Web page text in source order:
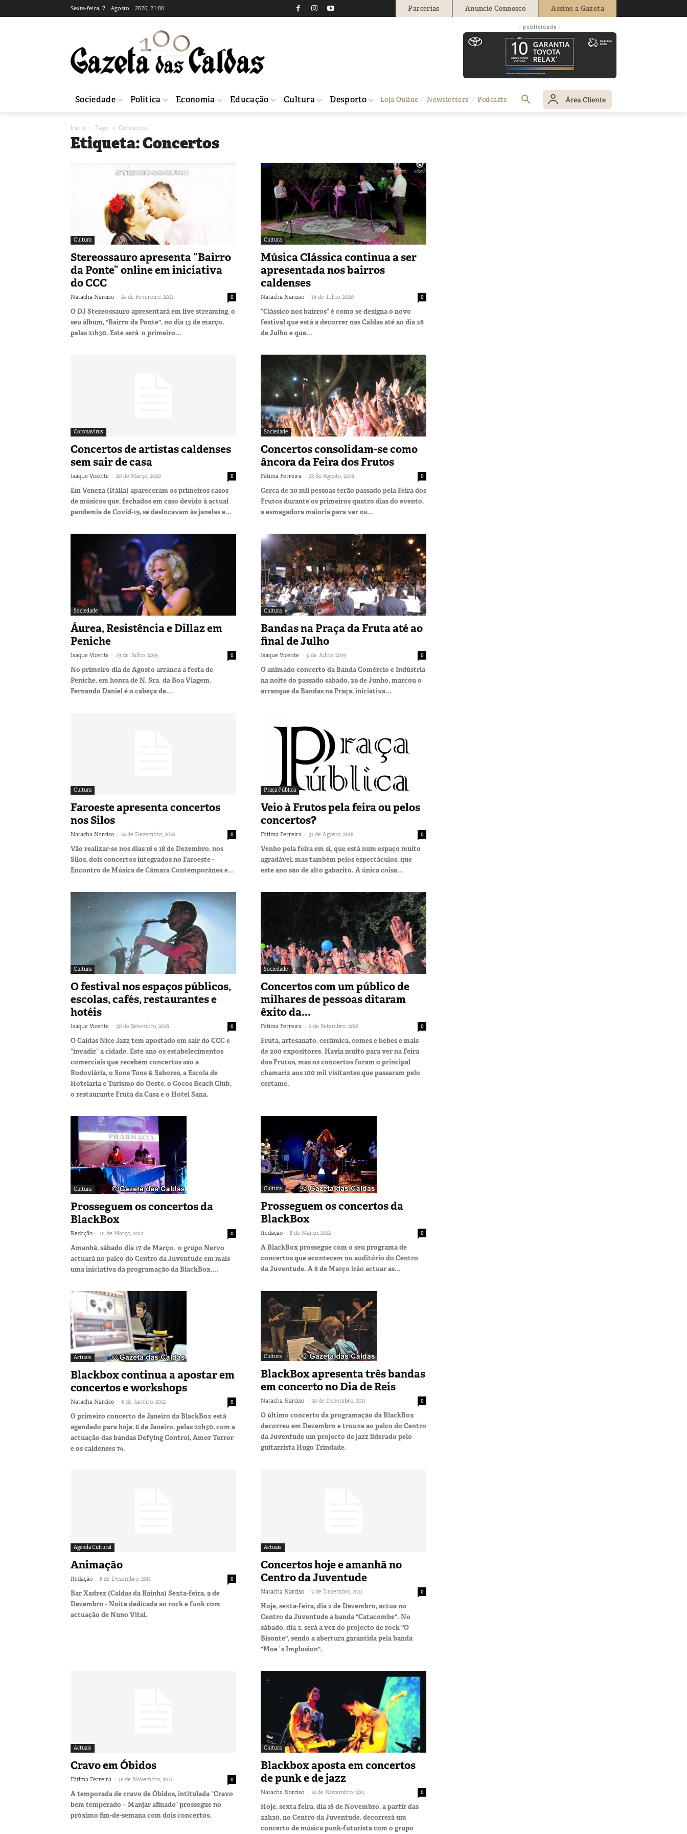
Sexta-feira, 7 _ Agosto _ 2026, 21:00 Parcerias Anuncie Connosco Assine a Gazeta
- publicidade -
Sociedade Política Economia Educação Cultura Desporto Loja Online Newsletters Podcasts Área Cliente
Início Tags Concertos
Etiqueta: Concertos
Cultura
Stereossauro apresenta “Bairro
da Ponte” online em iniciativa
do CCC
Natacha Narciso - 24 de Fevereiro, 2021 0
O DJ Stereossauro apresentará em live streaming, o
seu álbum, "Bairro da Ponte", no dia 13 de março,
pelas 21h30. Este será o primeiro...
Cultura
Música Clássica continua a ser
apresentada nos bairros
caldenses
Natacha Narciso - 19 de Julho, 2020 0
“Clássico nos bairros” é como se designa o novo
festival que está a decorrer nas Caldas até ao dia 28
de Julho e que...
Coronavírus
Concertos de artistas caldenses
sem sair de casa
Isaque Vicente - 20 de Março, 2020 0
Em Veneza (Itália) apareceram os primeiros casos
de músicos que, fechados em caso devido à actual
pandemia de Covid-19, se deslocavam às janelas e...
Sociedade
Concertos consolidam-se como
âncora da Feira dos Frutos
Fátima Ferreira - 23 de Agosto, 2019 0
Cerca de 30 mil pessoas terão passado pela Feira dos
Frutos durante os primeiros quatro dias do evento,
a esmagadora maioria para ver os...
Sociedade
Áurea, Resistência e Dillaz em
Peniche
Isaque Vicente - 19 de Julho, 2019 0
No primeiro dia de Agosto arranca a festa de
Peniche, em honra de N. Sra. da Boa Viagem.
Fernando Daniel é o cabeça de...
Cultura
Bandas na Praça da Fruta até ao
final de Julho
Isaque Vicente - 5 de Julho, 2019 0
O animado concerto da Banda Comércio e Indústria
na noite do passado sábado, 29 de Junho, marcou o
arranque da Bandas na Praça, iniciativa...
Cultura
Faroeste apresenta concertos
nos Silos
Natacha Narciso - 14 de Dezembro, 2018 0
Vão realizar-se nos dias 16 e 18 de Dezembro, nos
Silos, dois concertos integrados no Faroeste -
Encontro de Música de Câmara Contemporânea e...
Praça Pública
Veio à Frutos pela feira ou pelos
concertos?
Fátima Ferreira - 31 de Agosto, 2018 0
Venho pela feira em si, que está num espaço muito
agradável, mas também pelos espectáculos, que
este ano são de alto gabarito. A única coisa...
Cultura
O festival nos espaços públicos,
escolas, cafés, restaurantes e
hotéis
Isaque Vicente - 30 de Setembro, 2016 0
O Caldas Nice Jazz tem apostado em sair do CCC e
“invadir” a cidade. Este ano os estabelecimentos
comerciais que recebem concertos são a
Rodoviária, o Sons Tons & Sabores, a Escola de
Hotelaria e Turismo do Oeste, o Cocos Beach Club,
o restaurante Fruta da Casa e o Hotel Sana.
Sociedade
Concertos com um público de
milhares de pessoas ditaram
êxito da...
Fátima Ferreira - 2 de Setembro, 2016 0
Fruta, artesanato, cerâmica, comes e bebes e mais
de 200 expositores. Havia muito para ver na Feira
dos Frutos, mas os concertos foram o principal
chamariz aos 100 mil visitantes que passaram pelo
certame.
Cultura
Prosseguem os concertos da
BlackBox
Redação - 16 de Março, 2012 0
Amanhã, sábado dia 17 de Março, o grupo Nervo
actuará no palco do Centro da Juventude em mais
uma iniciativa da programação da BlackBox....
Cultura
Prosseguem os concertos da
BlackBox
Redação - 8 de Março, 2012 0
A BlackBox prossegue com o seu programa de
concertos que acontecem no auditório do Centro
da Juventude. A 8 de Março irão actuar as...
Actuais
Blackbox continua a apostar em
concertos e workshops
Natacha Narciso - 6 de Janeiro, 2012 0
O primeiro concerto de Janeiro da BlackBox está
agendado para hoje, 6 de Janeiro, pelas 22h30, com a
actuação das bandas Defying Control, Amor Terror
e os caldenses 74.
Cultura
BlackBox apresenta três bandas
em concerto no Dia de Reis
Natacha Narciso - 30 de Dezembro, 2011 0
O último concerto da programação da BlackBox
decorreu em Dezembro e trouxe ao palco do Centro
da Juventude um projecto de jazz liderado pelo
guitarrista Hugo Trindade.
Agenda Cultural
Animação
Redação - 8 de Dezembro, 2011 0
Bar Xadrez (Caldas da Rainha) Sexta-feira, 9 de
Dezembro - Noite dedicada ao rock e funk com
actuação de Nuno Vital.
Actuais
Concertos hoje e amanhã no
Centro da Juventude
Natacha Narciso - 2 de Dezembro, 2011 0
Hoje, sexta-feira, dia 2 de Dezembro, actua no
Centro da Juventude a banda "Catacombe". No
sábado, dia 3, será a vez do projecto de rock "O
Bisonte", sendo a abertura garantida pela banda
"Moe´s Implosion".
Actuais
Cravo em Óbidos
Fátima Ferreira - 18 de Novembro, 2011 0
A temporada de cravo de Óbidos, intitulada “Cravo
bem temperado – Manjar afinado” prossegue no
próximo fim-de-semana com dois concertos.
Cultura
Blackbox aposta em concertos
de punk e de jazz
Natacha Narciso - 18 de Novembro, 2011 0
Hoje, sexta feira, dia 18 de Novembro, a partir das
22h30, no Centro da Juventude, decorrerá um
concerto de música punk-futurista com o grupo